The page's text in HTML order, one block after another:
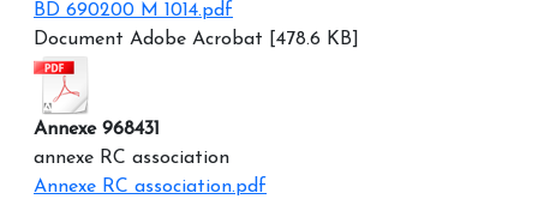
BD 690200 M 1014.pdf
Document Adobe Acrobat [478.6 KB]
Annexe 968431
annexe RC association
Annexe RC association.pdf